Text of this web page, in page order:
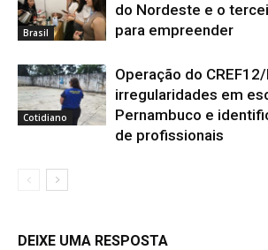
Brasil
do Nordeste e o
para empreender
Cotidiano
Operação do
irregularidades em
Pernambuco e
de profissionais
DEIXE UMA RESPOSTA